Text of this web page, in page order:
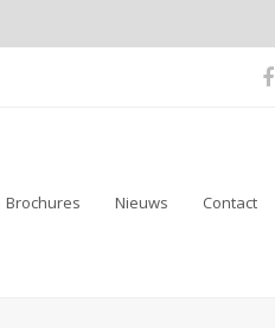
Brochures Nieuws Contact